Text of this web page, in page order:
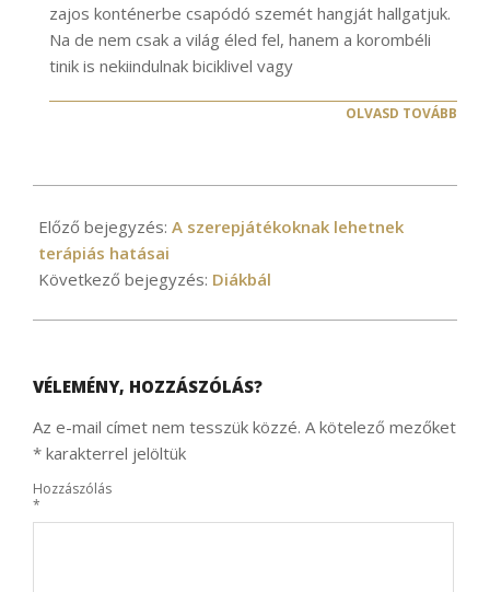
zajos konténerbe csapódó szemét hangját hallgatjuk.
Na de nem csak a világ éled fel, hanem a korombéli
tinik is nekiindulnak biciklivel vagy
OLVASD TOVÁBB
03-
23
Előző bejegyzés: A szerepjátékoknak lehetnek
terápiás hatásai
Következő bejegyzés: Diákbál
VÉLEMÉNY, HOZZÁSZÓLÁS?
Az e-mail címet nem tesszük közzé. A kötelező mezőket
* karakterrel jelöltük
Hozzászólás
*